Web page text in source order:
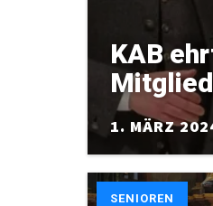
KAB
1. MÄRZ
SENIOREN